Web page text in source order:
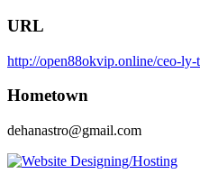
URL
http://open88okvip.online/ceo-ly-
Hometown
dehanastro@gmail.com